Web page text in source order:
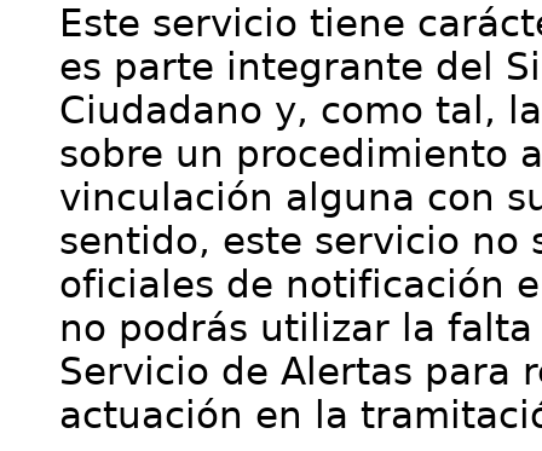
Este servicio tiene
es parte integrante del
Ciudadano y, como tal,
sobre un procedimiento
vinculación alguna con
sentido, este servicio no
oficiales de notificación
no podrás utilizar la
Servicio de Alertas para
actuación en la